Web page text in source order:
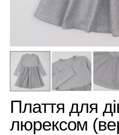
Плаття для
люрексом